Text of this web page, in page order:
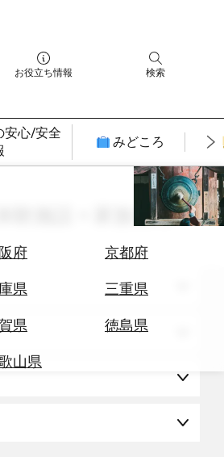
お役立ち情報 検索
安心/安全
みどころ
府
京都府
県
三重県
県
徳島県
山県
験施設 × 家族旅行 ×